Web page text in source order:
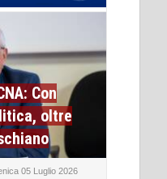
Con
oltre
05 Luglio 2026